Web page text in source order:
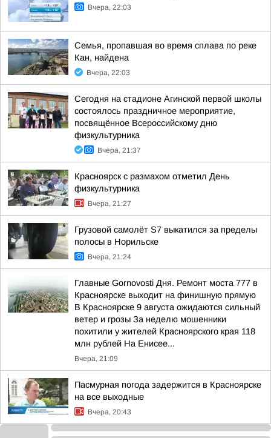
Вчера, 22:03
Семья, пропавшая во время сплава по реке
Кан, найдена
Вчера, 22:03
Сегодня на стадионе Агинской первой школы
состоялось праздничное мероприятие,
посвящённое Всероссийскому дню
физкультурника
Вчера, 21:37
Красноярск с размахом отметил День
физкультурника
Вчера, 21:27
Грузовой самолёт S7 выкатился за пределы
полосы в Норильске
Вчера, 21:24
Главные Gornovosti Дня. Ремонт моста 777 в
Красноярске выходит на финишную прямую
В Красноярске 9 августа ожидаются сильный
ветер и грозы За неделю мошенники
похитили у жителей Красноярского края 118
млн рублей На Енисее...
Вчера, 21:09
Пасмурная погода задержится в Красноярске
на все выходные
Вчера, 20:43